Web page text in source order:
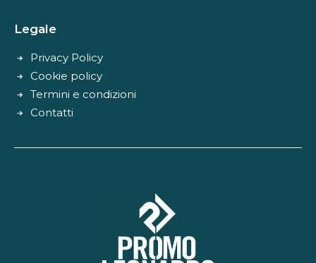
Legale
Privacy Policy
Cookie policy
Termini e condizioni
Contatti